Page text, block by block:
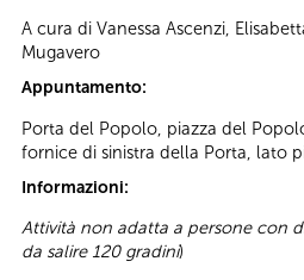
A cura di Vanessa Ascenzi,
Mugavero
Appuntamento:
Porta del Popolo, piazza del
fornice di sinistra della Porta, lato
Informazioni:
Attività non adatta a persone con
da salire 120 gradini)